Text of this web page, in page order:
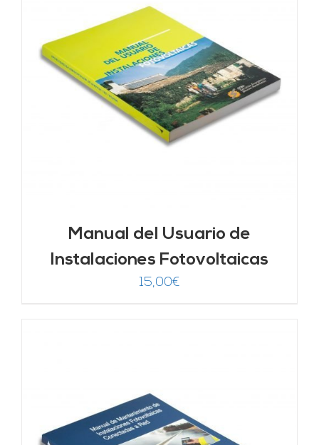
Manual del Usuario de
Instalaciones Fotovoltaicas
15,00€